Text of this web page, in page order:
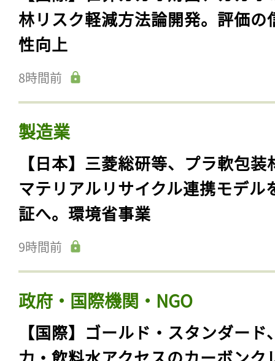
林リスク軽減方法論開発。評価の
性向上
8時間前
製造業
【日本】三菱総研等、プラ軟包装
マテリアルリサイクル連携モデル
証へ。環境省事業
9時間前
政府・国際機関・NGO
【国際】ゴールド・スタンダード